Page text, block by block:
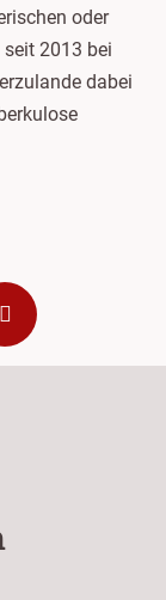
oder
2013 bei
dabei